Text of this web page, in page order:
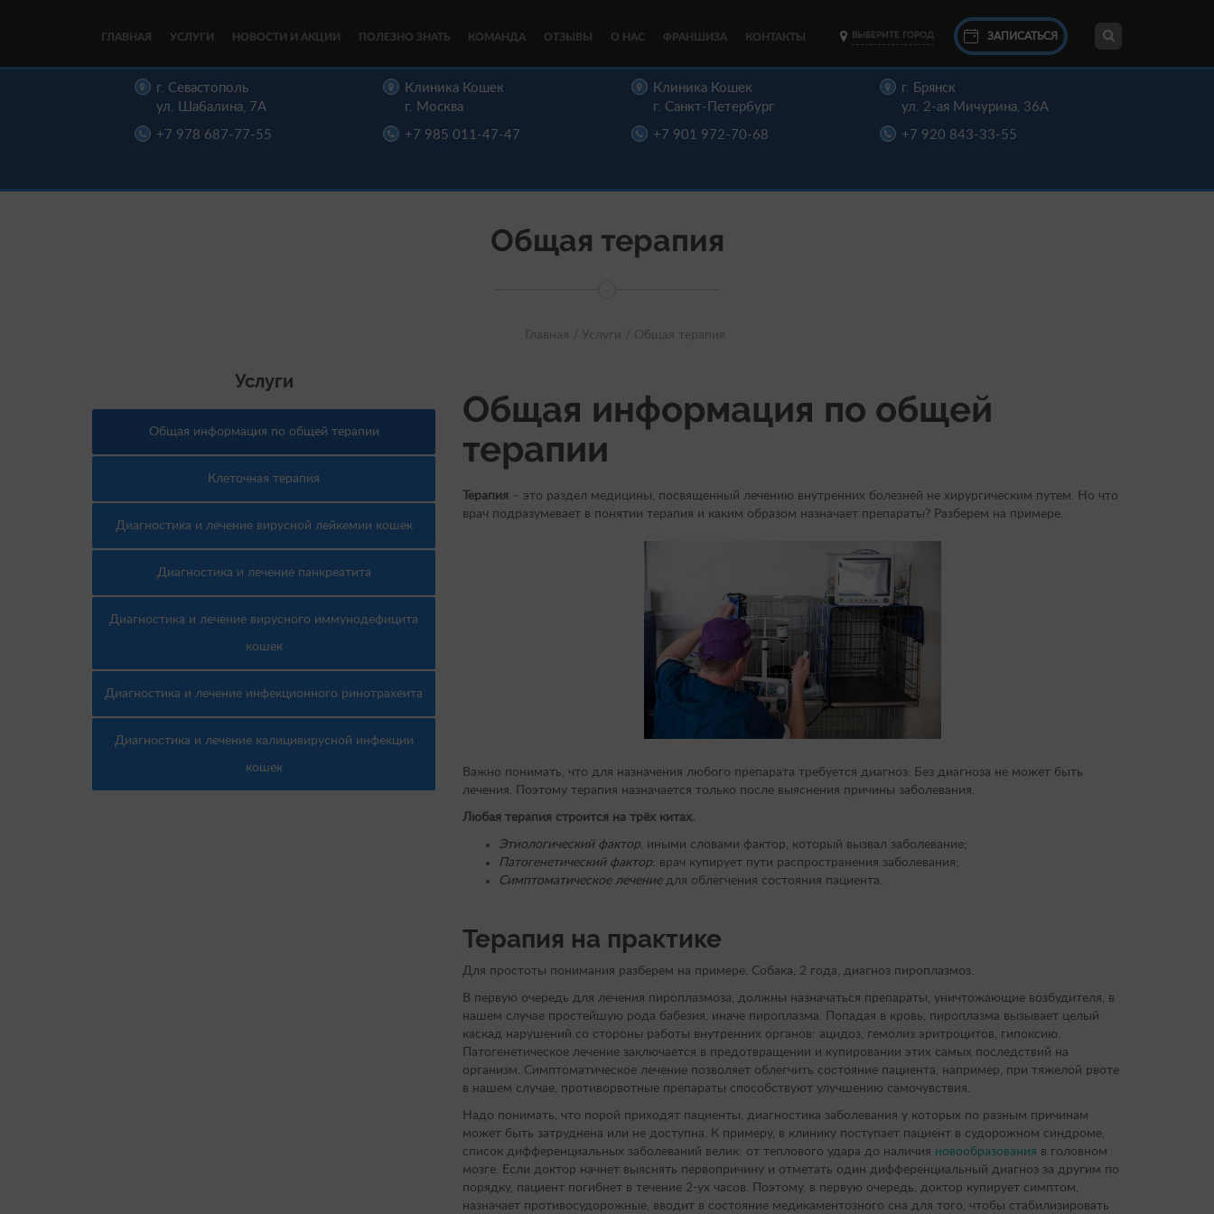
ГЛАВНАЯ УСЛУГИ НОВОСТИ И АКЦИИ ПОЛЕЗНО ЗНАТЬ КОМАНДА ОТЗЫВЫ О НАС ФРАНШИЗА КОНТАКТЫ ВЫБЕРИТЕ ГОРОД ЗАПИСАТЬСЯ
г. Севастополь
ул. Шабалина, 7А
+7 978 687-77-55
Клиника Кошек
г. Москва
+7 985 011-47-47
Клиника Кошек
г. Санкт-Петербург
+7 901 972-70-68
г. Брянск
ул. 2-ая Мичурина, 36А
+7 920 843-33-55
Общая терапия
Главная / Услуги / Общая терапия
Услуги
Общая информация по общей терапии
Клеточная терапия
Диагностика и лечение вирусной лейкемии кошек
Диагностика и лечение панкреатита
Диагностика и лечение вирусного иммунодефицита
кошек
Диагностика и лечение инфекционного ринотрахеита
Диагностика и лечение калицивирусной инфекции
кошек
Общая информация по общей
терапии
Терапия – это раздел медицины, посвященный лечению внутренних болезней не хирургическим путем. Но что
врач подразумевает в понятии терапия и каким образом назначает препараты? Разберем на примере.
Важно понимать, что для назначения любого препарата требуется диагноз. Без диагноза не может быть
лечения. Поэтому терапия назначается только после выяснения причины заболевания.
Любая терапия строится на трёх китах.
Этиологический фактор , иными словами фактор, который вызвал заболевание;
Патогенетический фактор: врач купирует пути распространения заболевания;
Симптоматическое лечениедля облегчения состояния пациента.
Терапия на практике
Для простоты понимания разберем на примере. Собака, 2 года, диагноз пироплазмоз.
В первую очередь для лечения пироплазмоза, должны назначаться препараты, уничтожающие возбудителя, в
нашем случае простейшую рода бабезия, иначе пироплазма. Попадая в кровь, пироплазма вызывает целый
каскад нарушений со стороны работы внутренних органов: ацидоз, гемолиз эритроцитов, гипоксию.
Патогенетическое лечение заключается в предотвращении и купировании этих самых последствий на
организм. Симптоматическое лечение позволяет облегчить состояние пациента, например, при тяжелой рвоте
в нашем случае, противорвотные препараты способствуют улучшению самочувствия.
Надо понимать, что порой приходят пациенты, диагностика заболевания у которых по разным причинам
может быть затруднена или не доступна. К примеру, в клинику поступает пациент в судорожном синдроме,
список дифференциальных заболеваний велик: от теплового удара до наличия новообразования в головном
мозге. Если доктор начнет выяснять первопричину и отметать один дифференциальный диагноз за другим по
порядку, пациент погибнет в течение 2-ух часов. Поэтому, в первую очередь, доктор купирует симптом,
назначает противосудорожные, вводит в состояние медикаментозного сна для того, чтобы стабилизировать